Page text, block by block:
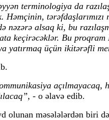
terminologiya da
nəzərə alsaq ki, bu
keçirəcəklər. Bu proqram
yatırmaq üçün ikitərəfli
açılmayacaq,
, - o əlavə edib.
məsələlərdən biri